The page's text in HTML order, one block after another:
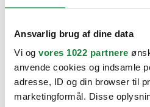
Ansvarlig brug af dine data
Vi og vores 1022 partnere
anvende cookies og indsamle
adresse, ID og din browser til
marketingformål. Disse